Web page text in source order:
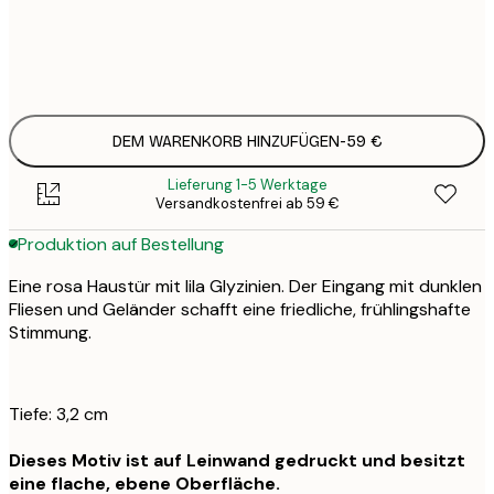
DEM WARENKORB HINZUFÜGEN-59 €
Lieferung 1-5 Werktage
Versandkostenfrei ab 59 €
Produktion auf Bestellung
Eine rosa Haustür mit lila Glyzinien. Der Eingang mit dunklen
Fliesen und Geländer schafft eine friedliche, frühlingshafte
Stimmung.
Tiefe: 3,2 cm
Dieses Motiv ist auf Leinwand gedruckt und besitzt
eine flache, ebene Oberfläche.